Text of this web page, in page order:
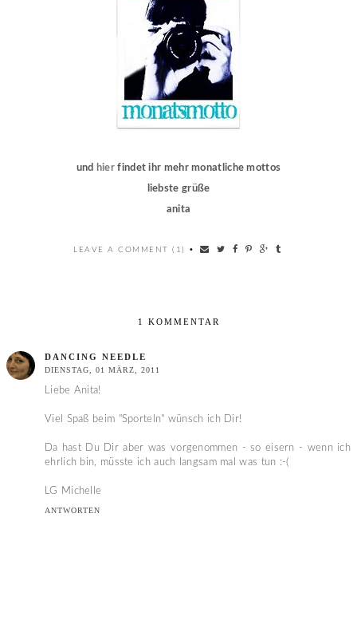
und hier findet ihr mehr monatliche mottos
liebste grüße
anita
LEAVE A COMMENT (1) •
1 KOMMENTAR
DANCING NEEDLE
DIENSTAG, 01 MÄRZ, 2011
Liebe Anita!
Viel Spaß beim "Sporteln" wünsch ich Dir!
Da hast Du Dir aber was vorgenommen - so eisern - wenn ich
ehrlich bin, müsste ich auch langsam mal was tun :-(
LG Michelle
ANTWORTEN